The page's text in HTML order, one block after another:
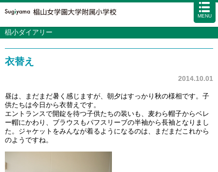
MENU
学校案内 カリキュラム
アクセス 資料請求 お問い合わせ サイトマップ
椙小ダイアリー
衣替え
2014.10.01
昼は、まだまだ暑く感じますが、朝夕はすっかり秋の様相です。子
供たちは今日から衣替えです。
エントランスで開錠を待つ子供たちの装いも、麦わら帽子からベレ
ー帽にかわり、ブラウスもパフスリーブの半袖から長袖となりまし
た。 ジャケットをみんなが着るようになるのは、
まだまだこれから
のようですね。